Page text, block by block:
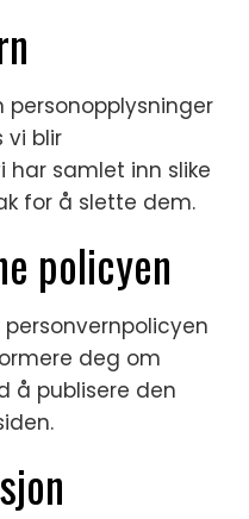
personopplysninger
vi blir
samlet inn slike
for å slette dem.
policyen
deg om
å publisere den